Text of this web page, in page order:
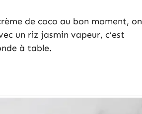
de coco au bon moment, on
un riz jasmin vapeur, c’est
à table.